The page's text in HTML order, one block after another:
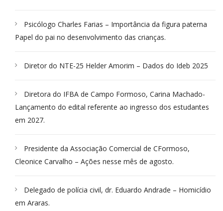
Psicólogo Charles Farias – Importância da figura paterna
Papel do pai no desenvolvimento das crianças.
Diretor do NTE-25 Helder Amorim – Dados do Ideb 2025
Diretora do IFBA de Campo Formoso, Carina Machado-
Lançamento do edital referente ao ingresso dos estudantes
em 2027.
Presidente da Associação Comercial de CFormoso,
Cleonice Carvalho – Ações nesse mês de agosto.
Delegado de polícia civil, dr. Eduardo Andrade – Homicídio
em Araras.